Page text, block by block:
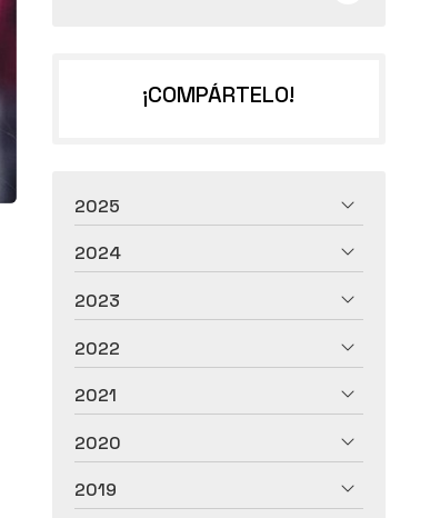
¡COMPÁRTELO!
2025
2024
2023
2022
2021
2020
2019